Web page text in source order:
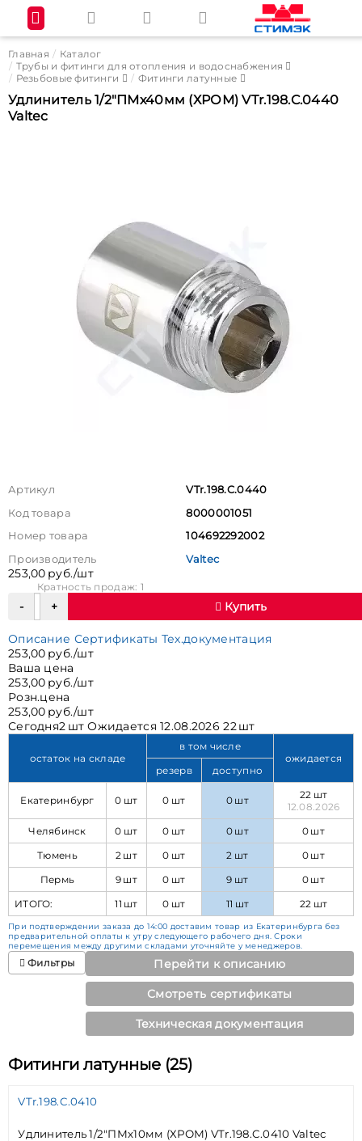
Главная
Каталог
Трубы и фитинги для отопления и водоснабжения
Резьбовые фитинги
Фитинги латунные
Удлинитель 1/2"ПМх40мм (ХРОМ) VTr.198.C.0440
Valtec
Артикул
VTr.198.C.0440
Код товара
8000001051
Номер товара
104692292002
Производитель
Valtec
253,00 руб./шт
Кратность продаж: 1
Купить
Описание Сертификаты Тех.документация
253,00 руб./шт
Ваша цена
253,00 руб./шт
Розн.цена
253,00 руб./шт
Сегодня2 шт Ожидается 12.08.2026 22 шт
остаток на складе
в том числе
ожидается
резерв
доступно
Екатеринбург 0 шт 0 шт 0 шт
22 шт
12.08.2026
Челябинск
0 шт 0 шт 0 шт
0 шт
Тюмень
2 шт 0 шт 2 шт
0 шт
Пермь
9 шт 0 шт 9 шт
0 шт
ИТОГО:
11 шт 0 шт 11 шт 22 шт
При подтверждении заказа до 14:00 доставим товар из Екатеринбурга без
предварительной оплаты к утру следующего рабочего дня. Сроки
перемещения между другими складами уточняйте у менеджеров.
Фильтры Перейти к описанию
Смотреть сертификаты
Техническая документация
Фитинги латунные (25)
VTr.198.C.0410
Удлинитель 1/2"ПМх10мм (ХРОМ) VTr.198.C.0410 Valtec